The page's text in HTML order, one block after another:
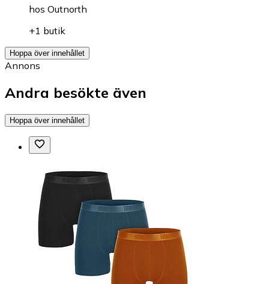
hos Outnorth
+1 butik
Hoppa över innehållet
Annons
Andra besökte även
Hoppa över innehållet